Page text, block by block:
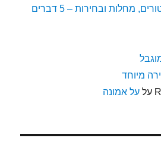
רקטות, פיטורים, מחלות ובחירות – 5 דברים
מיוחד
עלעל אמונה